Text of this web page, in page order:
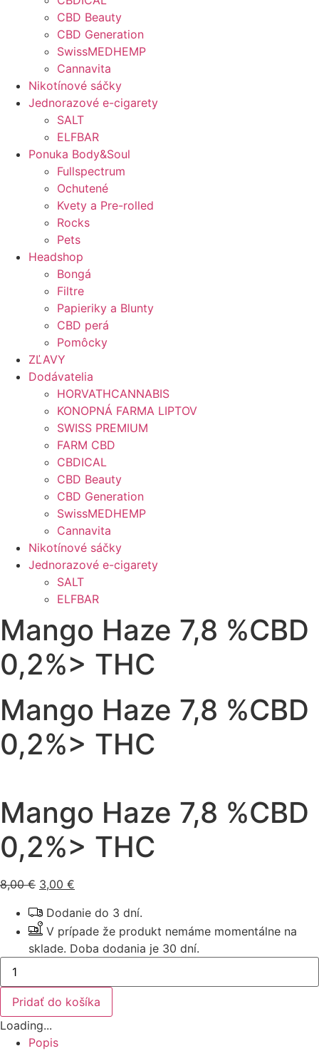
CBD Beauty
CBD Generation
SwissMEDHEMP
Cannavita
Nikotínové sáčky
Jednorazové e-cigarety
SALT
ELFBAR
Ponuka Body&Soul
Fullspectrum
Ochutené
Kvety a Pre-rolled
Rocks
Pets
Headshop
Bongá
Filtre
Papieriky a Blunty
CBD perá
Pomôcky
ZĽAVY
Dodávatelia
HORVATHCANNABIS
KONOPNÁ FARMA LIPTOV
SWISS PREMIUM
FARM CBD
CBDICAL
CBD Beauty
CBD Generation
SwissMEDHEMP
Cannavita
Nikotínové sáčky
Jednorazové e-cigarety
SALT
ELFBAR
Mango Haze 7,8 %CBD
0,2%> THC
Mango Haze 7,8 %CBD
0,2%> THC
Mango Haze 7,8 %CBD
0,2%> THC
8,00€ Pôvodná
bola:
8,00 €.
3,00 €
je:
3,00 €.
Dodanie do 3 dní.
V prípade že produkt nemáme momentálne na
sklade. Doba dodania je 30 dní.
množstvo
Mango
Haze
7,8
%CBD
0,2%>
THC
Pridať do košíka
Loading...
Popis